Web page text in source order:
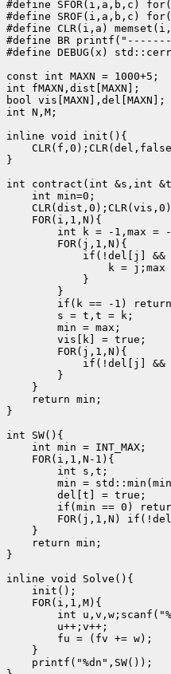
#define SFOR(i,a,b,c)
#define SROF(i,a,b,c)
#define CLR(i,a)
#define BR
#define DEBUG(x)
const int MAXN = 1000+5;
int fMAXN,dist[MAXN];
bool vis[MAXN],del[MAXN];
int N,M;
inline void init(){
}
int contract(int &s,int
    int min=0;
    FOR(i,1,N){
int k = -1,max =
        FOR(j,1,N){
if(!del[j] &&
k = j;max
            }
        }
if(k == -1)
        s = t,t = k;
        min = max;
        vis[k] = true;
        FOR(j,1,N){
if(!del[j] &&
        }
    }
    return min;
}
int SW(){
    int min = INT_MAX;
    FOR(i,1,N-1){
        int s,t;
min =
        del[t] = true;
if(min == 0)
FOR(j,1,N)
    }
    return min;
}
inline void Solve(){
    init();
    FOR(i,1,M){
int
        u++;v++;
        fu = (fv += w);
    }
    printf("%dn",SW());